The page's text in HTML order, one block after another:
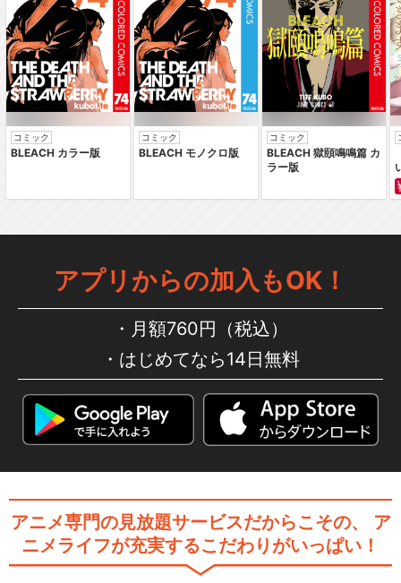
コミック
BLEACH カラー版
コミック
BLEACH モノクロ版
コミック
BLEACH 獄頤鳴鳴篇 カ
ラー版
アプリからの加入もOK！
月額760円（税込）
はじめてなら14日無料
アニメ専門の見放題サービスだからこその、
ア
ニメライフが充実するこだわりがいっぱい！